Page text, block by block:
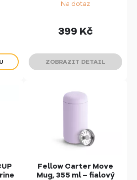
Na dotaz
399 Kč
ZOBRAZIT DETAIL
Fellow Carter Move
Mug, 355 ml – fialový